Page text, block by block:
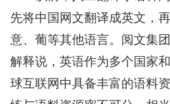
先将中国网文翻译成英文，
意、葡等其他语言。阅文集
解释说，英语作为多个国家
球互联网中具备丰富的语料